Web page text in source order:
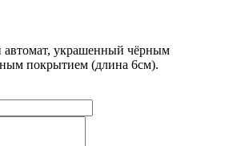
автомат, украшенный чёрным
покрытием (длина 6см).